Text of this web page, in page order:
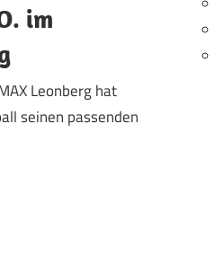
im
Leonberg hat
seinen passenden